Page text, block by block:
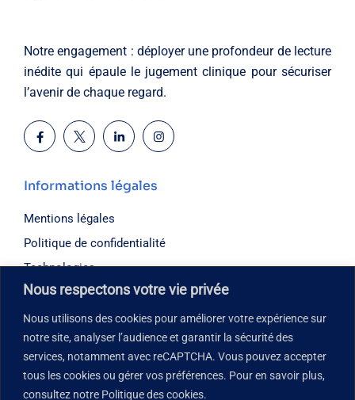
Nous respectons votre vie privée
Nous utilisons des cookies pour améliorer votre expérience sur
notre site, analyser l’audience et garantir la sécurité des
services, notamment avec reCAPTCHA. Vous pouvez accepter
tous les cookies ou gérer vos préférences. Pour en savoir plus,
consultez notre Politique des cookies.
Notre engagement : déployer une profondeur de lecture
inédite qui épaule le jugement clinique pour sécuriser
l’avenir de chaque regard.
Informations légales
Mentions légales
Politique de confidentialité
Technologies
FAQ
Support
Horaires d’ouverture
Lundi – Vendredi : 08h30 – 18h00